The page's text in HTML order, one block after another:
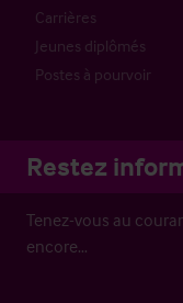
Carrières
Jeunes diplômés
Postes à pourvoir
Restez
Tenez-vous au
encore…